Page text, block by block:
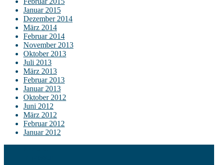
Januar 2015
Dezember 2014
März 2014
Februar 2014
November 2013
Oktober 2013
Juli 2013
März 2013
Februar 2013
Januar 2013
Oktober 2012
Juni 2012
März 2012
Februar 2012
Januar 2012